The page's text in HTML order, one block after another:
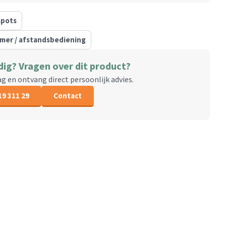
/ afstandsbediening
Vragen over dit product?
en ontvang direct persoonlijk advies.
311 29 Contact